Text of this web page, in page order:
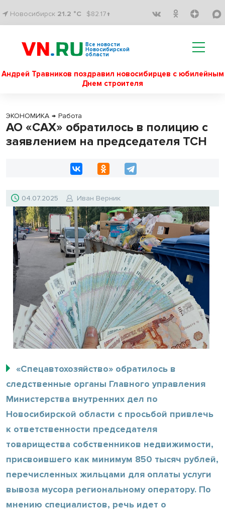
Новосибирск 21.2 °C $82.17↑
Все новости
Новосибирской
области
Андрей Травников поздравил новосибирцев с юбилейным
Днем строителя
ЭКОНОМИКА → Работа
АО «САХ» обратилось в полицию с
заявлением на председателя ТСН
04.07.2025 Иван Верник
«Спецавтохозяйство» обратилось в
следственные органы Главного управления
Министерства внутренних дел по
Новосибирской области с просьбой привлечь
к ответственности председателя
товарищества собственников недвижимости,
присвоившего как минимум 850 тысяч рублей,
перечисленных жильцами для оплаты услуги
вывоза мусора региональному оператору. По
мнению специалистов, речь идет о